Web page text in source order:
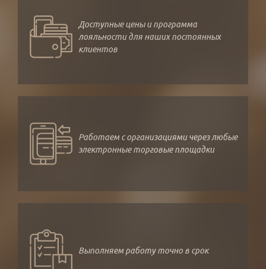
Доступные цены и программа
лояльности для наших постоянных
клиентов
Работаем с организациями через любые
электронные торговые площадки
Выполняем работу точно в срок